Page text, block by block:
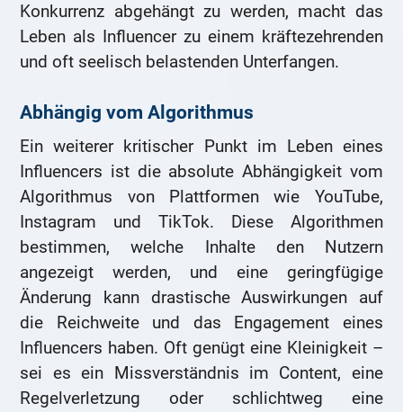
Konkurrenz abgehängt zu werden, macht das
Leben als Influencer zu einem kräftezehrenden
und oft seelisch belastenden Unterfangen.
Abhängig vom Algorithmus
Ein weiterer kritischer Punkt im Leben eines
Influencers ist die absolute Abhängigkeit vom
Algorithmus von Plattformen wie YouTube,
Instagram und TikTok. Diese Algorithmen
bestimmen, welche Inhalte den Nutzern
angezeigt werden, und eine geringfügige
Änderung kann drastische Auswirkungen auf
die Reichweite und das Engagement eines
Influencers haben. Oft genügt eine Kleinigkeit –
sei es ein Missverständnis im Content, eine
Regelverletzung oder schlichtweg eine